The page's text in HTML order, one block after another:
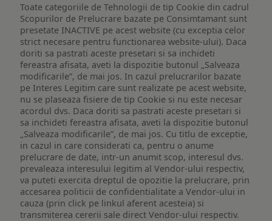
Toate categoriile de Tehnologii de tip Cookie din cadrul
Scopurilor de Prelucrare bazate pe Consimtamant sunt
presetate INACTIVE pe acest website (cu exceptia celor
strict necesare pentru functionarea website-ului). Daca
doriti sa pastrati aceste presetari si sa inchideti
fereastra afisata, aveti la dispozitie butonul „Salveaza
modificarile”, de mai jos. In cazul prelucrarilor bazate
pe Interes Legitim care sunt realizate pe acest website,
nu se plaseaza fisiere de tip Cookie si nu este necesar
acordul dvs. Daca doriti sa pastrati aceste presetari si
sa inchideti fereastra afisata, aveti la dispozitie butonul
„Salveaza modificarile”, de mai jos. Cu titlu de exceptie,
in cazul in care considerati ca, pentru o anume
prelucrare de date, intr-un anumit scop, interesul dvs.
prevaleaza interesului legitim al Vendor-ului respectiv,
va puteti exercita dreptul de opozitie la prelucrare, prin
accesarea politicii de confidentialitate a Vendor-ului in
cauza (prin click pe linkul aferent acesteia) si
transmiterea cererii sale direct Vendor-ului respectiv.